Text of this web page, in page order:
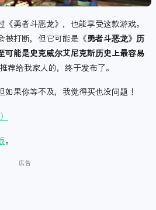
勇者斗恶龙》，也能享受这款游戏。
被打断，但它可能是《勇者斗恶龙》历
可能是史克威尔艾尼克斯历史上最容易
荐给我家人的，终于发布了。
果你等不及，我觉得买也没问题！
。